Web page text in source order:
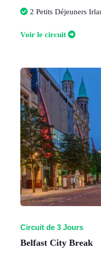
2 Petits Déjeuners
Voir le circuit
Circuit de 3 Jours
Belfast City Break